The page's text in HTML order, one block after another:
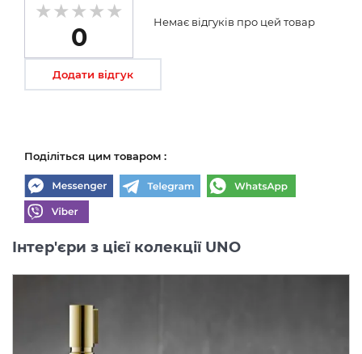
0
Немає відгуків про цей товар
Додати відгук
Поділіться цим товаром :
Інтер'єри з цієї колекції UNO